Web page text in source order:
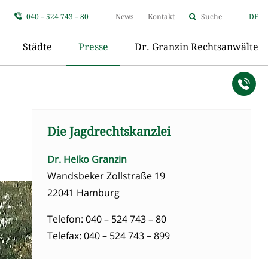
040 – 524 743 – 80 News Kontakt Suche DE
Städte Presse Dr. Granzin Rechtsanwälte
Die Jagdrechtskanzlei
Dr. Heiko Granzin
Wandsbeker Zollstraße 19
22041 Hamburg
Telefon: 040 – 524 743 – 80
Telefax: 040 – 524 743 – 899